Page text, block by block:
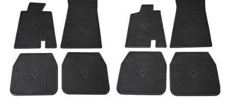
HINZUFÜGEN
HINZUFÜGEN